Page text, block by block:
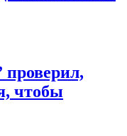
проверил,
чтобы